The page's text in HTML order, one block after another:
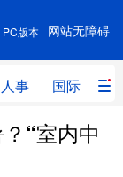
网站无障碍
PC版本
人事 国际 财
人事
“室内中